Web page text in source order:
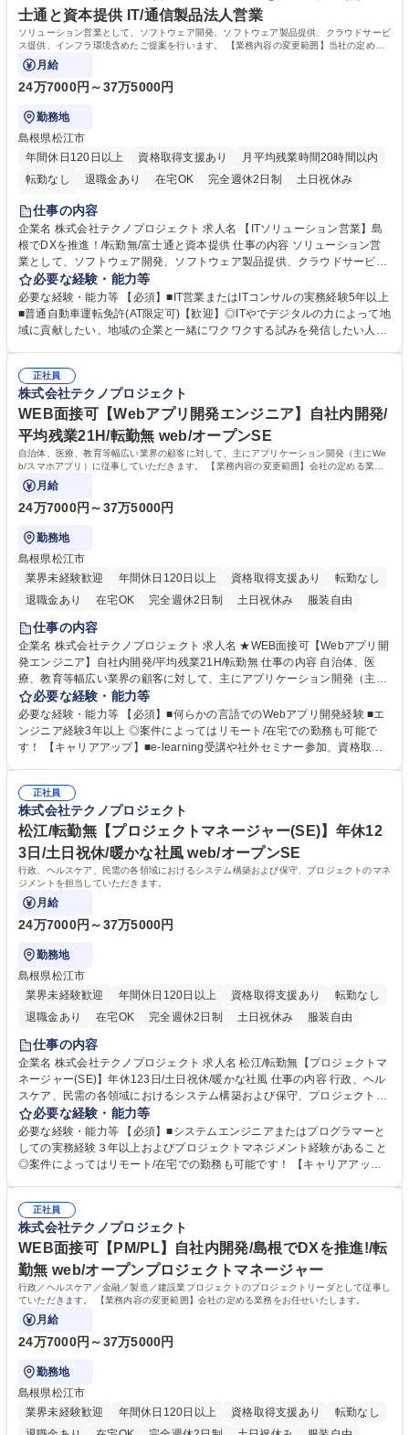
す。 学歴・資格 学歴：大学院 大学 高専 短大 専修学校 高校 語学力： 資
格：
士通と資本提供 IT/通信製品法人営業
ソリューション営業として、ソフトウェア開発、ソフトウェア製品提供、クラウドサービ
ス提供、インフラ環境含めたご提案を行います。 【業務内容の変更範囲】当社の定める
業務
月給
24万7000円～37万5000円
勤務地
島根県松江市
年間休日120日以上
資格取得支援あり
月平均残業時間20時間以内
転勤なし
退職金あり 在宅OK 完全週休2日制
土日祝休み
服装自由
仕事の内容
企業名 株式会社テクノプロジェクト 求人名 【ITソリューション営業】島
根でDXを推進！/転勤無/富士通と資本提供 仕事の内容 ソリューション営
業として、ソフトウェア開発、ソフトウェア製品提供、クラウドサービス
提供、インフラ環境含めたご提案を行います。 【業務内容の変更範囲】当
社の定める業務 【担当するお客様について】自治体、ヘルスケア、金融、
製造、流通、教育など、様々な業種のお客様が対象となります。営業地域
は島根県内が中心ですが、県外の場合もあります。地域の企業の活性化に
た、役職にかかわらず、ひとりひとりのキャリア計画を研修や個別相談で
支援します。 募集職種 【ITソリューション営業】島根でDXを推進！/転勤
無/富士通と資本提供
必要な経験・能力等
必要な経験・能力等 【必須】■IT営業またはITコンサルの実務経験5年以上
■普通自動車運転免許(AT限定可)【歓迎】◎ITやでデジタルの力によって地
域に貢献したい、地域の企業と一緒にワクワクする試みを発信したい人を
ローテーション制度：メンバーの視野を広げ、新たな自分に気付けるよ
う、部署間をローテーションできるプログラムを用意しています。 ■キャ
リア支援：役職にかかわらず、ひとりひとりのキャリア計画を研修や個別
相談で支援します。 学歴・資格 学歴：大学院 大学 高専 短大 専修学校 高
校 語学力： 資格：第一種運転免許普通自動車
正社員
株式会社テクノプロジェクト
WEB面接可【Webアプリ開発エンジニア】自社内開発/
平均残業21H/転勤無 web/オープンSE
自治体、医療、教育等幅広い業界の顧客に対して、主にアプリケーション開発（主にWe
b/スマホアプリ）に従事していただきます。 【業務内容の変更範囲】会社の定める業務
をお任せいたします。
月給
24万7000円～37万5000円
勤務地
島根県松江市
業界未経験歓迎
年間休日120日以上 資格取得支援あり
転勤なし
退職金あり
在宅OK 完全週休2日制 土日祝休み 服装自由
仕事の内容
企業名 株式会社テクノプロジェクト 求人名 ★WEB面接可【Webアプリ開
発エンジニア】自社内開発/平均残業21H/転勤無 仕事の内容 自治体、医
療、教育等幅広い業界の顧客に対して、主にアプリケーション開発（主に
Web/スマホアプリ）に従事していただきます。 【業務内容の変更範囲】
会社の定める業務をお任せいたします。 【入社後】経験やスキルに応じ
て、必要な教育研修を受けていただいたり、トレーナーや組織全体でキャ
ッチアップできるよう支援する体制が整っています。研修希望があれば、
は代休を取得します。負担が一人に偏らないようローテーションを回して
対応しています。 募集職種 ★WEB面接可【Webアプリ開発エンジニア】
自社内開発/平均残業21H/転勤無
必要な経験・能力等
必要な経験・能力等 【必須】■何らかの言語でのWebアプリ開発経験 ■エ
ンジニア経験3年以上 ◎案件によってはリモート/在宅での勤務も可能で
す！ 【キャリアアップ】■e-learning受講や社外セミナー参加、資格取得
をローテーションできるプログラムを用意しています。 ■キャリア支援：
役職にかかわらず、ひとりひとりのキャリア計画を研修や個別相談で支援
します。 学歴・資格 学歴：大学院 大学 高専 短大 専修学校 高校 語学力：
資格：
正社員
株式会社テクノプロジェクト
松江/転勤無【プロジェクトマネージャー(SE)】年休12
3日/土日祝休/暖かな社風 web/オープンSE
行政、ヘルスケア、民需の各領域におけるシステム構築および保守、プロジェクトのマネ
ジメントを担当していただきます。
月給
24万7000円～37万5000円
勤務地
島根県松江市
業界未経験歓迎
年間休日120日以上 資格取得支援あり
転勤なし
退職金あり
在宅OK 完全週休2日制 土日祝休み 服装自由
仕事の内容
企業名 株式会社テクノプロジェクト 求人名 松江/転勤無【プロジェクトマ
ネージャー(SE)】年休123日/土日祝休/暖かな社風 仕事の内容 行政、ヘル
スケア、民需の各領域におけるシステム構築および保守、プロジェクトの
マネジメントを担当していただきます。 プロジェクトはパッケージ導入か
ら独自仕様のフルスクラッチ開発まで幅広く対応しており、 様々ニーズに
応じたシステム構築を行います。また、社会課題の解決を目指して、請負
業務に留まらず、自社プロダクトの開発や新規ビジネスの立ち上げにも積
ャー(SE)】年休123日/土日祝休/暖かな社風
必要な経験・能力等
必要な経験・能力等 【必須】■システムエンジニアまたはプログラマーと
しての実務経験３年以上およびプロジェクトマネジメント経験があること
◎案件によってはリモート/在宅での勤務も可能です！ 【キャリアアッ
ーの視野を広げ、新たな自分に気付けるよう、部署間をローテーションで
きるプログラムを用意しています。 ■キャリア支援：役職にかかわらず、
ひとりひとりのキャリア計画を研修や個別相談で支援します。 学歴・資格
学歴：大学院 大学 高専 短大 専修学校 高校 語学力： 資格：
正社員
株式会社テクノプロジェクト
WEB面接可【PM/PL】自社内開発/島根でDXを推進!/転
勤無 web/オープンプロジェクトマネージャー
行政／ヘルスケア／金融／製造／建設業プロジェクトのプロジェクトリーダとして従事し
ていただきます。 【業務内容の変更範囲】会社の定める業務をお任せいたします。
月給
24万7000円～37万5000円
勤務地
島根県松江市
業界未経験歓迎
年間休日120日以上 資格取得支援あり
転勤なし